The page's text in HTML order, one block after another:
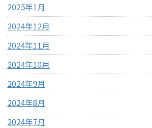
2025年1月
2024年12月
2024年11月
2024年10月
2024年9月
2024年8月
2024年7月